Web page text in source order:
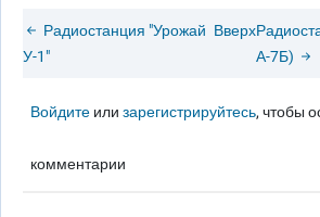
Радиостанция "Урожай
У-1"
Вверх
А-7Б)
Войдите илизарегистрируйтесь, чтобы
комментарии